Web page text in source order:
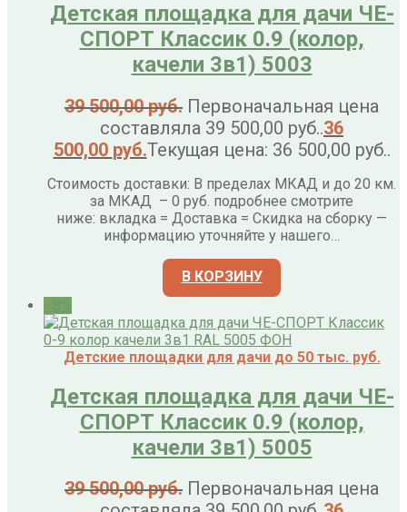
Детская площадка для дачи ЧЕ-
СПОРТ Классик 0.9 (колор,
качели 3в1) 5003
39 500,00руб. Первоначальная цена
составляла 39 500,00 руб..36
500,00 руб.Текущая цена: 36 500,00 руб..
Стоимость доставки: В пределах МКАД и до 20 км.
за МКАД – 0 руб. подробнее смотрите
ниже: вкладка = Доставка = Скидка на сборку —
информацию уточняйте у нашего…
В КОРЗИНУ
Детские площадки для дачи до 50 тыс. руб.
Детская площадка для дачи ЧЕ-
СПОРТ Классик 0.9 (колор,
качели 3в1) 5005
39 500,00руб. Первоначальная цена